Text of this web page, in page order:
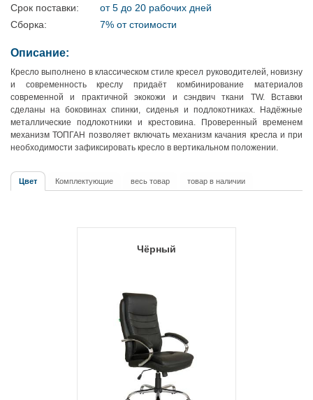
Срок поставки:
от 5 до 20 рабочих дней
Сборка:
7% от стоимости
Описание:
Кресло выполнено в классическом стиле кресел руководителей, новизну
и современность креслу придаёт комбинирование материалов
современной и практичной экокожи и сэндвич ткани TW. Вставки
сделаны на боковинах спинки, сиденья и подлокотниках. Надёжные
металлические подлокотники и крестовина. Проверенный временем
механизм ТОПГАН позволяет включать механизм качания кресла и при
необходимости зафиксировать кресло в вертикальном положении.
Цвет Комплектующие весь товар товар в наличии
Чёрный